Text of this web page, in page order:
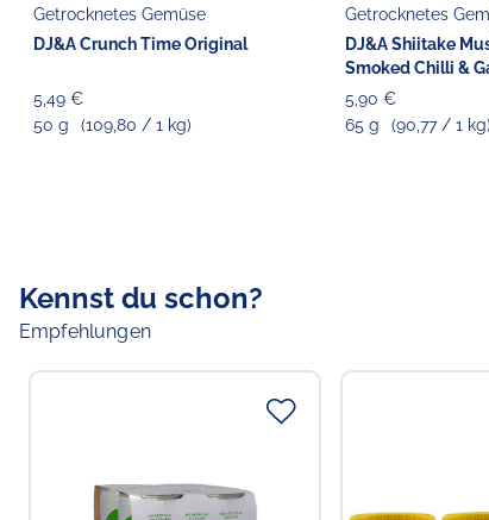
Getrocknetes Gemüse
DJ&A Crunch Time Original
5,49 €
50 g
(109,80 / 1 kg)
Getrocknetes
DJ&A Shiitake
Smoked Chilli &
5,90 €
65 g
(90,77 / 1
Kennst du schon?
Empfehlungen